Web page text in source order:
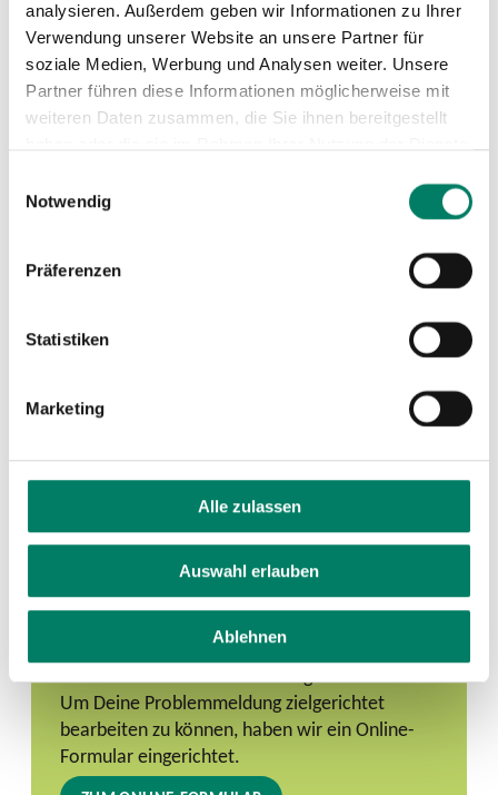
analysieren. Außerdem geben wir Informationen zu Ihrer
Verwendung unserer Website an unsere Partner für
soziale Medien, Werbung und Analysen weiter. Unsere
Partner führen diese Informationen möglicherweise mit
weiteren Daten zusammen, die Sie ihnen bereitgestellt
Notwendig
Präferenzen
Statistiken
Marketing
Alle zulassen
Auswahl erlauben
Ablehnen
Problem melden
Wenn Du ein Problem an dieser Haltestelle
dieses meldest. Nur so können wir die Qualität
an unseren Haltestellen ständig verbessern.
Um Deine Problemmeldung zielgerichtet
bearbeiten zu können, haben wir ein Online-
Formular eingerichtet.